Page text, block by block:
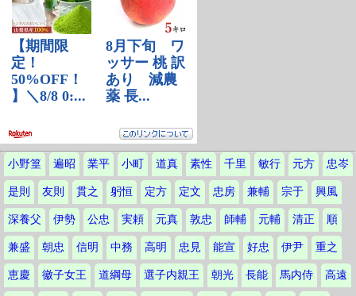
小野篁 遍昭 業平 小町 道真 素性 千里 敏行 元方 忠岑
是則 友則 貫之 躬恒 定方 定文 忠房 兼輔 宗于 興風
深養父 伊勢 公忠 実頼 元真 敦忠 師輔 元輔 清正 順
兼盛 朝忠 信明 中務 高明 忠見 能宣 好忠 伊尹 重之
恵慶 徽子女王 道綱母 選子内親王 朝光 長能 馬内侍 高遠